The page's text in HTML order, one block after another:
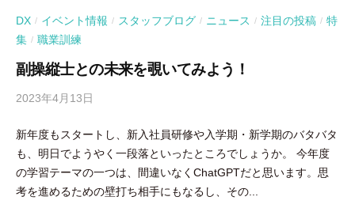
DX / イベント情報 / スタッフブログ / ニュース / 注目の投稿 / 特
集 / 職業訓練
副操縦士との未来を覗いてみよう！
2023年4月13日
吉
田
豪
新年度もスタートし、新入社員研修や入学期・新学期のバタバタ
も、明日でようやく一段落といったところでしょうか。 今年度
の学習テーマの一つは、間違いなくChatGPTだと思います。思
考を進めるための壁打ち相手にもなるし、その...